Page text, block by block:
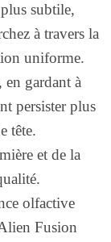
subtile,
à travers la
uniforme.
gardant à
persister plus
tête.
et de la
olfactive
Fusion